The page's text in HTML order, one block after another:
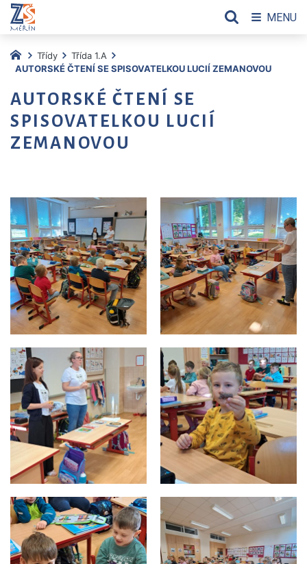
Třídy
Třída 1.A
AUTORSKÉ ČTENÍ SE SPISOVATELKOU LUCIÍ ZEMANOVOU
AUTORSKÉ ČTENÍ SE
SPISOVATELKOU LUCIÍ
ZEMANOVOU
MENU